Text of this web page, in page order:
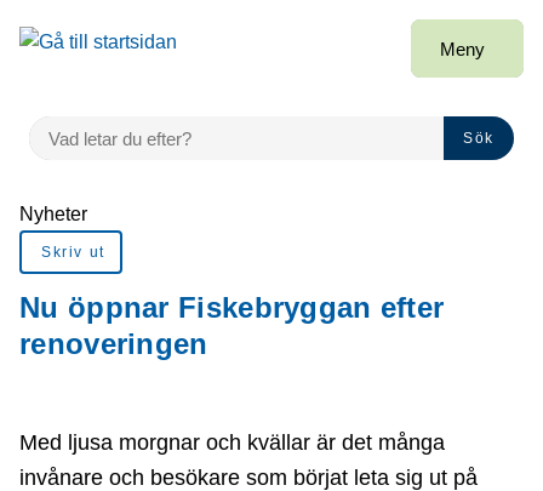
Gå till innehåll
Meny
VAD LETAR DU EFTER?
Sök
Du är här:
Nyheter
Skriv ut
Nu öppnar Fiskebryggan efter
renoveringen
Med ljusa morgnar och kvällar är det många
invånare och besökare som börjat leta sig ut på